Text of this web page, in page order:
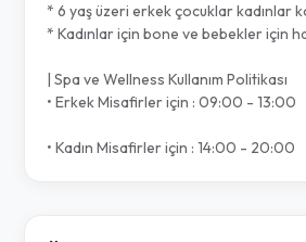
* 6 yaş üzeri erkek çocuklar kadınlar
* Kadınlar için bone ve bebekler için
| Spa ve Wellness Kullanım Politikası
• Erkek Misafirler için : 09:00 - 13:00
• Kadın Misafirler için : 14:00 - 20:00